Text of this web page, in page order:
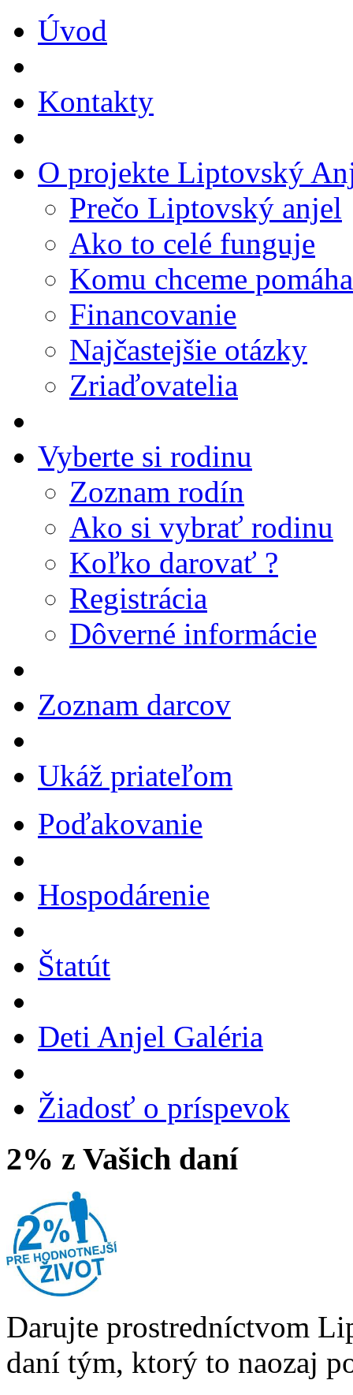
Úvod
Kontakty
O projekte Liptovský
Prečo Liptovský anjel
Ako to celé funguje
Komu chceme
Financovanie
Najčastejšie otázky
Zriaďovatelia
Vyberte si rodinu
Zoznam rodín
Ako si vybrať rodinu
Koľko darovať ?
Registrácia
Dôverné informácie
Zoznam darcov
Ukáž priateľom
Poďakovanie
Hospodárenie
Štatút
Deti Anjel Galéria
Žiadosť o príspevok
2% z Vašich daní
Darujte prostredníctvom
daní tým, ktorý to naozaj